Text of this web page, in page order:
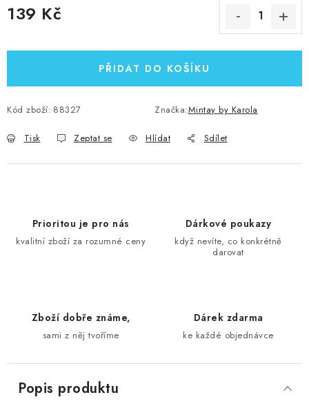
139 Kč
PŘIDAT DO KOŠÍKU
Kód zboží: 88327 Značka:Mintay by Karola
Tisk Zeptat se Hlídat Sdílet
Prioritou je pro nás
kvalitní zboží za rozumné ceny
Dárkové poukazy
když nevíte, co konkrétně
darovat
Zboží dobře známe,
sami z něj tvoříme
Dárek zdarma
ke každé objednávce
Popis produktu